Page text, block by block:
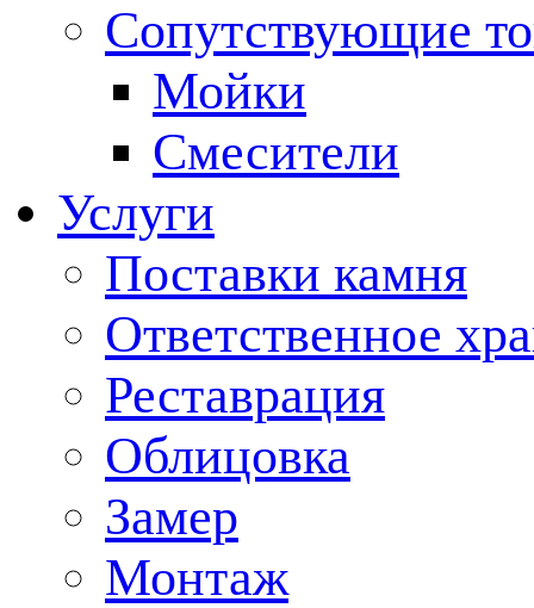
Сопутствующие
Мойки
Смесители
Услуги
Поставки камня
Ответственное
Реставрация
Облицовка
Замер
Монтаж